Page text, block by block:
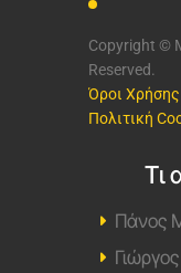
Copyright ©
Reserved.
Όροι Χρήσης
Πολιτική
Τι
Πάνος